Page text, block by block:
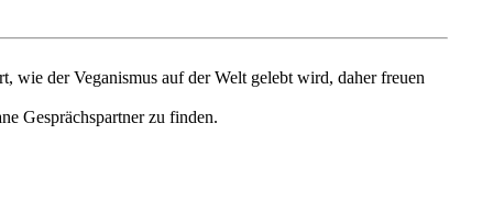
wie der Veganismus auf der Welt gelebt wird, daher freuen
Gesprächspartner zu finden.